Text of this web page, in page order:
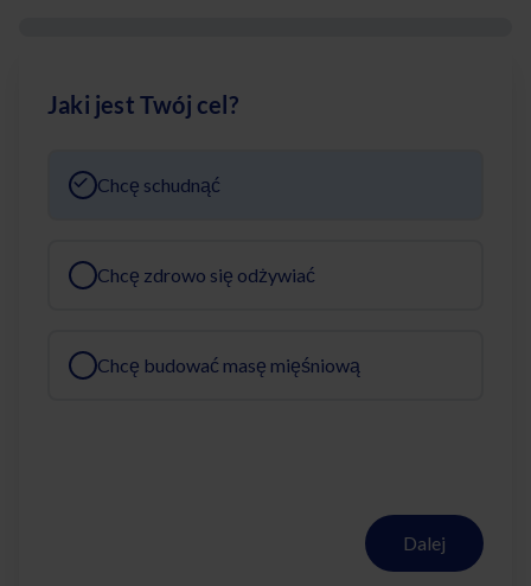
Jaki jest Twój cel?
Chcę schudnąć
Chcę zdrowo się odżywiać
Chcę budować masę mięśniową
Dalej